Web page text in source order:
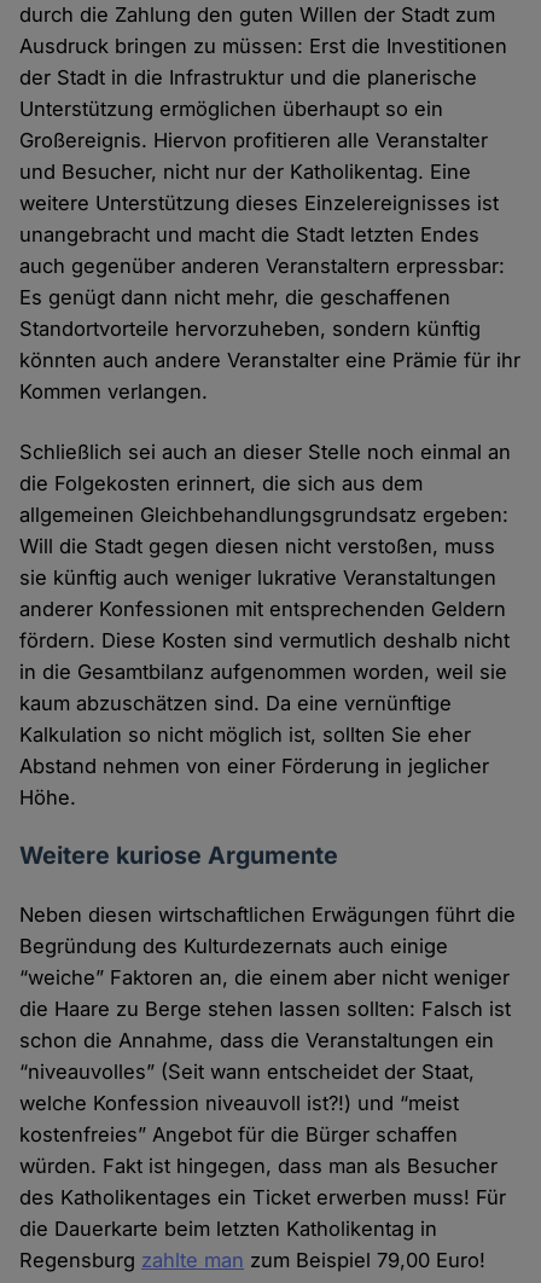
durch die Zahlung den guten Willen der Stadt zum
Ausdruck bringen zu müssen: Erst die Investitionen
der Stadt in die Infrastruktur und die planerische
Unterstützung ermöglichen überhaupt so ein
Großereignis. Hiervon profitieren alle Veranstalter
und Besucher, nicht nur der Katholikentag. Eine
weitere Unterstützung dieses Einzelereignisses ist
unangebracht und macht die Stadt letzten Endes
auch gegenüber anderen Veranstaltern erpressbar:
Es genügt dann nicht mehr, die geschaffenen
Standortvorteile hervorzuheben, sondern künftig
könnten auch andere Veranstalter eine Prämie für ihr
Kommen verlangen.
Schließlich sei auch an dieser Stelle noch einmal an
die Folgekosten erinnert, die sich aus dem
allgemeinen Gleichbehandlungsgrundsatz ergeben:
Will die Stadt gegen diesen nicht verstoßen, muss
sie künftig auch weniger lukrative Veranstaltungen
anderer Konfessionen mit entsprechenden Geldern
fördern. Diese Kosten sind vermutlich deshalb nicht
in die Gesamtbilanz aufgenommen worden, weil sie
kaum abzuschätzen sind. Da eine vernünftige
Kalkulation so nicht möglich ist, sollten Sie eher
Abstand nehmen von einer Förderung in jeglicher
Höhe.
Weitere kuriose Argumente
Neben diesen wirtschaftlichen Erwägungen führt die
Begründung des Kulturdezernats auch einige
“weiche” Faktoren an, die einem aber nicht weniger
die Haare zu Berge stehen lassen sollten: Falsch ist
schon die Annahme, dass die Veranstaltungen ein
“niveauvolles” (Seit wann entscheidet der Staat,
welche Konfession niveauvoll ist?!) und “meist
kostenfreies” Angebot für die Bürger schaffen
würden. Fakt ist hingegen, dass man als Besucher
des Katholikentages ein Ticket erwerben muss! Für
die Dauerkarte beim letzten Katholikentag in
Regensburg zahlte man zum Beispiel 79,00 Euro!